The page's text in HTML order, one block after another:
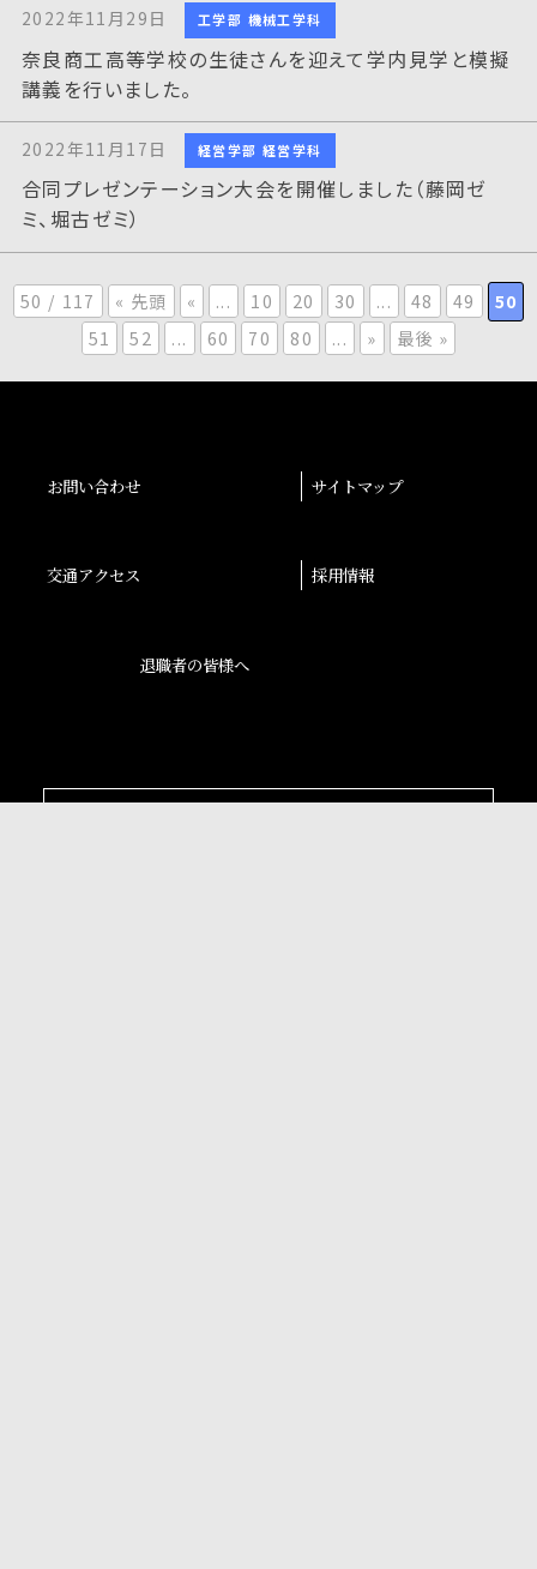
2022年11月29日 工学部 機械工学科
奈良商工高等学校の生徒さんを迎えて学内見学と模擬
講義を行いました。
2022年11月17日 経営学部 経営学科
合同プレゼンテーション大会を開催しました（藤岡ゼ
ミ、堀古ゼミ）
50 / 117 « 先頭 « ... 10 20 30 ... 48 49
50
51
52 ... 60 70 80 ... » 最後 »
お問い合わせ サイトマップ
交通アクセス 採用情報
退職者の皆様へ
後援会